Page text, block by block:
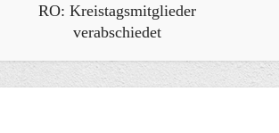
RO: Kreistagsmitglieder
verabschiedet